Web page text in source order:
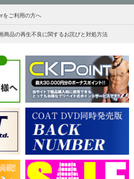
をご利用の方へ
商品の再生不良に関するお詫びと対処方法